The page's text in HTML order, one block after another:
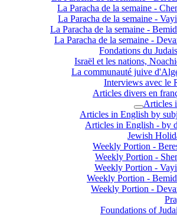
La Paracha de la semaine -
La Paracha de la semaine -
La Paracha de la semaine -
La Paracha de la semaine -
Fondations du
Israël et les nations,
La communauté juive
Interviews avec le
Articles divers en
Articles
Articles in English by
Articles in English - by
Jewish
Weekly Portion -
Weekly Portion -
Weekly Portion -
Weekly Portion -
Weekly Portion -
Foundations of